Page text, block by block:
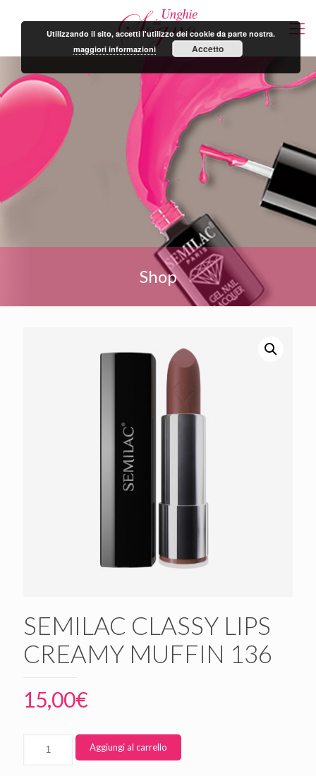
Shop
SEMILAC CLASSY LIPS
CREAMY MUFFIN 136
15,00€
Aggiungi al carrello
Utilizzando il sito, accetti l'utilizzo dei cookie da parte nostra.
maggiori informazioni
Accetto